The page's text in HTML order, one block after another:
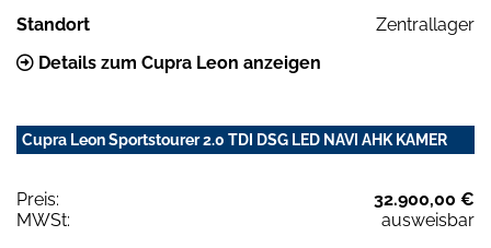
Standort
Zentrallager
Details zum Cupra Leon anzeigen
Cupra Leon Sportstourer 2.0 TDI DSG LED NAVI AHK KAMER
Preis:
32.900,00 €
MWSt:
ausweisbar